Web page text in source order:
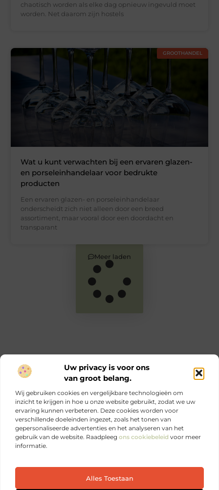
Uw privacy is voor ons
van groot belang.
Wij gebruiken cookies en vergelijkbare technologieën om
inzicht te krijgen in hoe u onze website gebruikt, zodat we uw
ervaring kunnen verbeteren. Deze cookies worden voor
verschillende doeleinden ingezet, zoals het tonen van
gepersonaliseerde advertenties en het analyseren van het
gebruik van de website. Raadpleeg ons cookiebeleid voor meer
informatie.
Alles Toestaan
chaotisch worden als elke dag opnieuw ingevuld moet
worden. Net daarom zijn hostels
GROOTHANDEL
Wat u kunt verwachten bij een ervaren glazen-
en porseleinhandelaar voor bedrukte
producten
Een ervaren glazen- en porseleinhandelaar
onderscheidt zich niet alleen door een breed
assortiment, maar vooral door een doordacht en
transparant
Meer laden
Main Links
Ontdek elke dag iets nieuws op Je-eigen-marketing.be.
Sterke marketing begint bij jezelf.